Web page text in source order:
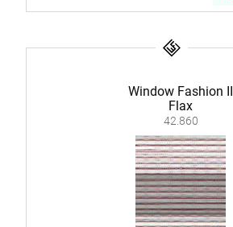
Window Fashion II
Flax
42.860